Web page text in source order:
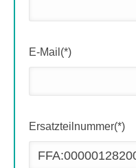
E-Mail(*)
Ersatzteilnummer(*)